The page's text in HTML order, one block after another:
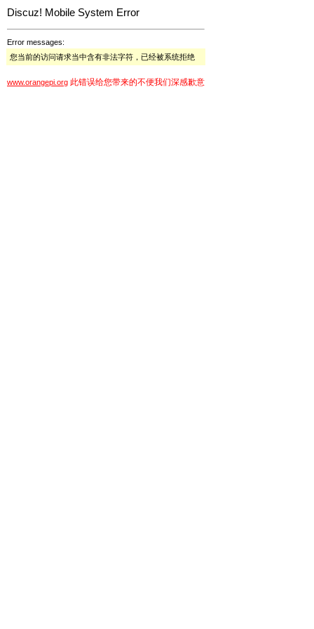
Discuz! Mobile System Error
Error messages:
您当前的访问请求当中含有非法字符，已经被系统拒绝
www.orangepi.org 此错误给您带来的不便我们深感歉意